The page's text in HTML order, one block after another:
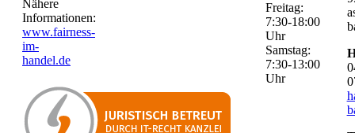
Nähere
Informationen:
www.fairness-
im-
handel.de
Freitag:
7:30-18:00
Uhr
Samstag:
7:30-13:00
Uhr